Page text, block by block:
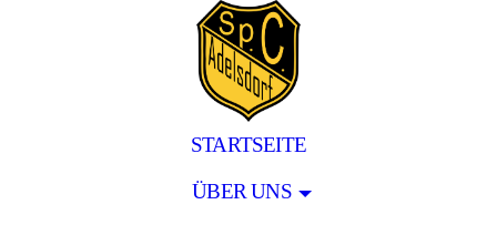
STARTSEITE
ÜBER UNS